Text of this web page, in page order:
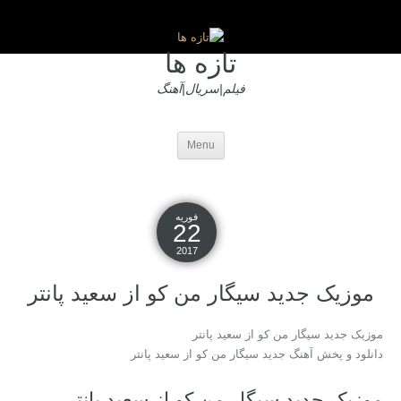
تازه ها
فیلم|سریال|آهنگ
Menu
فوریه
22
2017
موزیک جدید سیگار من کو از سعید پانتر
موزیک جدید سیگار من کو از سعید پانتر
دانلود و پخش آهنگ جدید سیگار من کو از سعید پانتر